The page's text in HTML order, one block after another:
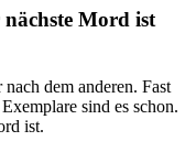
Mord ist
dem anderen. Fast
sind es schon.
ist.